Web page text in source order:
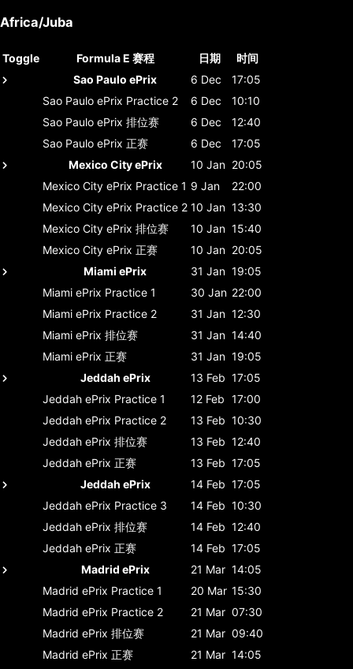
Africa/Juba
Toggle Formula E 赛程 日期
时间
Sao Paulo ePrix
6 Dec
17:05
Sao Paulo ePrix Practice 2 6 Dec
10:10
Sao Paulo ePrix 排位赛 6 Dec
12:40
Sao Paulo ePrix 正赛 6 Dec
17:05
Mexico City ePrix
10 Jan 20:05
Mexico City ePrix Practice 1 9 Jan
22:00
Mexico City ePrix Practice 2 10 Jan 13:30
Mexico City ePrix 排位赛 10 Jan 15:40
Mexico City ePrix 正赛 10 Jan 20:05
Miami ePrix
31 Jan 19:05
Miami ePrix Practice 1 30 Jan 22:00
Miami ePrix Practice 2 31 Jan 12:30
Miami ePrix 排位赛 31 Jan 14:40
Miami ePrix 正赛 31 Jan 19:05
Jeddah ePrix
13 Feb 17:05
Jeddah ePrix Practice 1 12 Feb 17:00
Jeddah ePrix Practice 2 13 Feb 10:30
Jeddah ePrix 排位赛 13 Feb 12:40
Jeddah ePrix 正赛 13 Feb 17:05
Jeddah ePrix
14 Feb 17:05
Jeddah ePrix Practice 3 14 Feb 10:30
Jeddah ePrix 排位赛 14 Feb 12:40
Jeddah ePrix 正赛 14 Feb 17:05
Madrid ePrix
21 Mar 14:05
Madrid ePrix Practice 1 20 Mar 15:30
Madrid ePrix Practice 2 21 Mar 07:30
Madrid ePrix 排位赛 21 Mar 09:40
Madrid ePrix 正赛 21 Mar 14:05